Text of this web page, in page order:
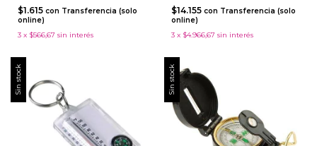
$1.615 con Transferencia (solo
online)
3 x $566,67 sin interés
$14.155 con Transferencia (solo
online)
3 x $4.966,67 sin interés
Sin stock Sin stock